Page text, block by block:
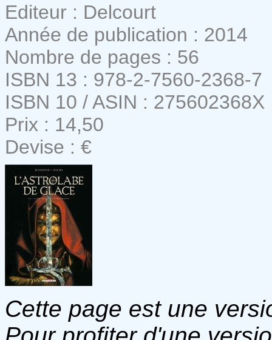
Editeur : Delcourt
Année de publication : 2014
Nombre de pages : 56
ISBN 13 : 978-2-7560-2368-7
ISBN 10 / ASIN : 275602368X
Prix : 14,50
Devise : €
Cette page est une